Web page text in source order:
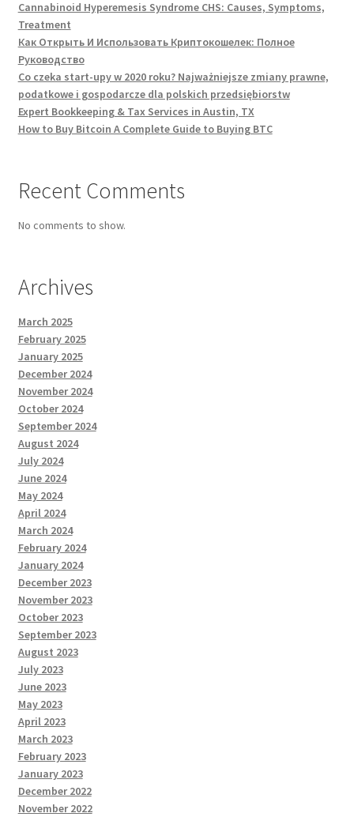
Cannabinoid Hyperemesis Syndrome CHS: Causes, Symptoms,
Treatment
Как Открыть И Использовать Криптокошелек: Полное
Руководство
Co czeka start-upy w 2020 roku? Najważniejsze zmiany prawne,
podatkowe i gospodarcze dla polskich przedsiębiorstw
Expert Bookkeeping & Tax Services in Austin, TX
How to Buy Bitcoin A Complete Guide to Buying BTC
Recent Comments
No comments to show.
Archives
March 2025
February 2025
January 2025
December 2024
November 2024
October 2024
September 2024
August 2024
July 2024
June 2024
May 2024
April 2024
March 2024
February 2024
January 2024
December 2023
November 2023
October 2023
September 2023
August 2023
July 2023
June 2023
May 2023
April 2023
March 2023
February 2023
January 2023
December 2022
November 2022